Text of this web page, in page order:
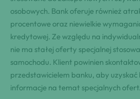
osobowych. Bank oferuje również
procentowe oraz niewielkie
kredytowej. Ze względu na
nie ma stałej oferty specjalnej
samochodu. Klient powinien
przedstawicielem banku, aby uzyskać
informacje na temat specjalnych ofert.